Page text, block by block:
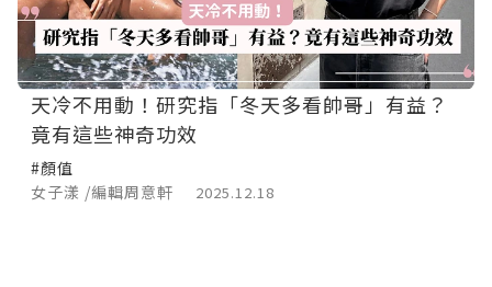
天冷不用動！研究指「冬天多看帥哥」有益？
竟有這些神奇功效
#顏值
女子漾 /編輯周意軒
2025.12.18